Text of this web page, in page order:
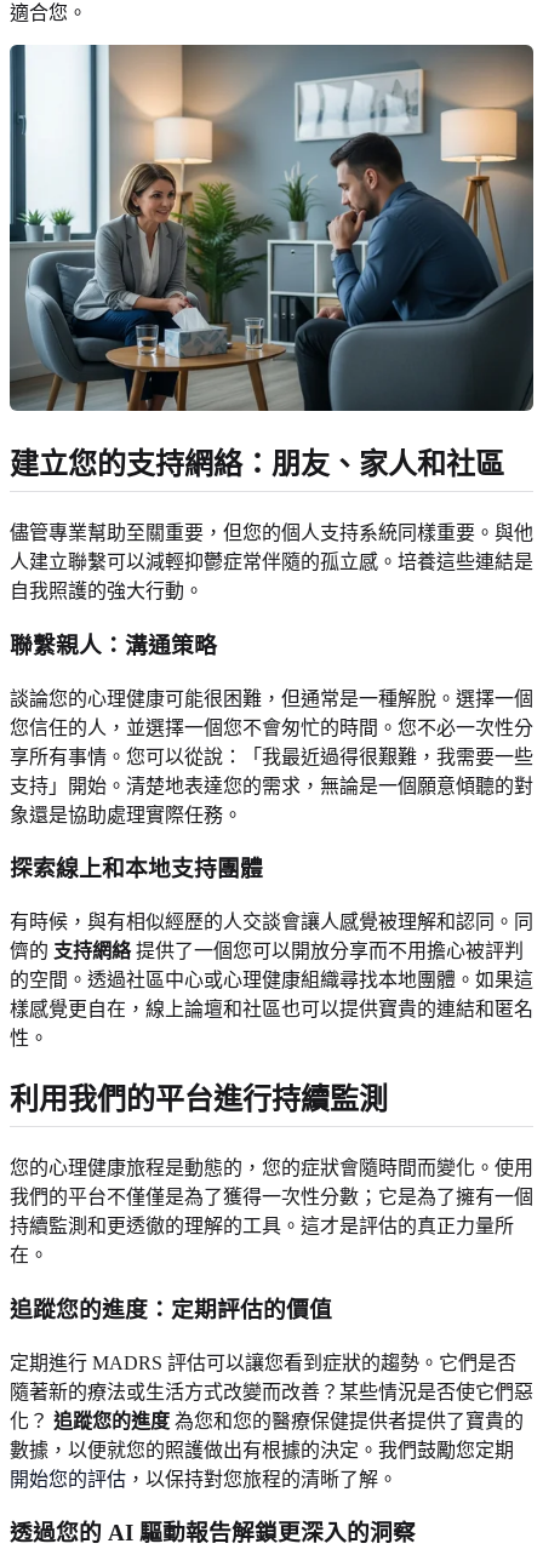
適合您。
建立您的支持網絡：朋友、家人和社區
儘管專業幫助至關重要，但您的個人支持系統同樣重要。與他
人建立聯繫可以減輕抑鬱症常伴隨的孤立感。培養這些連結是
自我照護的強大行動。
聯繫親人：溝通策略
談論您的心理健康可能很困難，但通常是一種解脫。選擇一個
您信任的人，並選擇一個您不會匆忙的時間。您不必一次性分
享所有事情。您可以從說：「我最近過得很艱難，我需要一些
支持」開始。清楚地表達您的需求，無論是一個願意傾聽的對
象還是協助處理實際任務。
探索線上和本地支持團體
有時候，與有相似經歷的人交談會讓人感覺被理解和認同。同
儕的 支持網絡提供了一個您可以開放分享而不用擔心被評判
的空間。透過社區中心或心理健康組織尋找本地團體。如果這
樣感覺更自在，線上論壇和社區也可以提供寶貴的連結和匿名
性。
利用我們的平台進行持續監測
您的心理健康旅程是動態的，您的症狀會隨時間而變化。使用
我們的平台不僅僅是為了獲得一次性分數；它是為了擁有一個
持續監測和更透徹的理解的工具。這才是評估的真正力量所
在。
追蹤您的進度：定期評估的價值
定期進行 MADRS 評估可以讓您看到症狀的趨勢。它們是否
隨著新的療法或生活方式改變而改善？某些情況是否使它們惡
化？ 追蹤您的進度 為您和您的醫療保健提供者提供了寶貴的
數據，以便就您的照護做出有根據的決定。我們鼓勵您定期
開始您的評估 ，以保持對您旅程的清晰了解。
透過您的 AI 驅動報告解鎖更深入的洞察